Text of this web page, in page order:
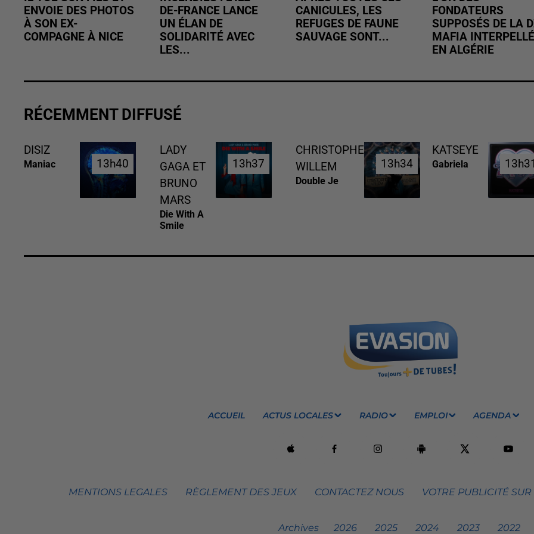
ENVOIE DES PHOTOS
À SON EX-
COMPAGNE À NICE
DE-FRANCE LANCE
UN ÉLAN DE
SOLIDARITÉ AVEC
LES...
CANICULES, LES
REFUGES DE FAUNE
SAUVAGE SONT...
FONDATEURS
SUPPOSÉS DE LA
MAFIA INTERPELLÉ
EN ALGÉRIE
RÉCEMMENT DIFFUSÉ
DISIZ
Maniac 13h40
13h40
LADY
GAGA ET
BRUNO
MARS
Die With A
Smile
13h37
13h37
CHRISTOPHE
WILLEM
Double Je
13h34
13h34
KATSEYE
Gabriela 13h31
13h31
ACCUEIL ACTUS LOCALES RADIO EMPLOI AGENDA
MENTIONS LEGALES RÈGLEMENT DES JEUX CONTACTEZ NOUS VOTRE PUBLICITÉ
Archives 2026 2025 2024 2023 2022